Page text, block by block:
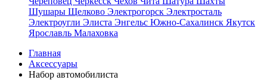
Шушары Щелково Электрогорск Электросталь
Электроугли Элиста Энгельс Южно-Сахалинск Якутск
Ярославль Малаховка
Главная
Аксессуары
Набор автомобилиста